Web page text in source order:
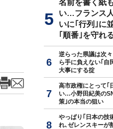
名前を書く紙
い…フランス
いに｢行列｣に
｢順番｣を守れ
逆らった県議は次
ら手に負えない｢自
大事にする掟
高市政権にとって｢
い…小野田紀美の
策｣の本当の狙い
やっぱり｢日本の技
れ､ゼレンスキーが